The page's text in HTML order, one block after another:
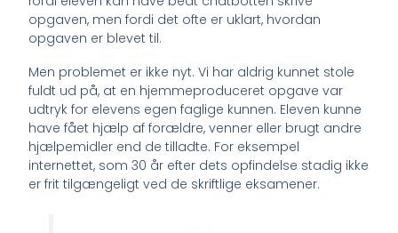
opgaven, men fordi det ofte er uklart, hvordan
opgaven er blevet til.
Men problemet er ikke nyt. Vi har aldrig kunnet stole
fuldt ud på, at en hjemmeproduceret opgave var
udtryk for elevens egen faglige kunnen. Eleven kunne
have fået hjælp af forældre, venner eller brugt andre
hjælpemidler end de tilladte. For eksempel
internettet, som 30 år efter dets opfindelse stadig ikke
er frit tilgængeligt ved de skriftlige eksamener.